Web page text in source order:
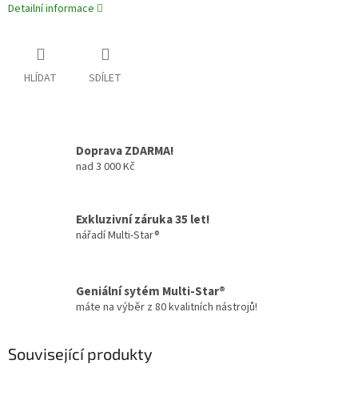
Detailní informace
HLÍDAT SDÍLET
Doprava ZDARMA!
nad 3 000 Kč
Exkluzivní záruka 35 let!
nářadí Multi-Star®
Geniální sytém Multi-Star®
máte na výběr z 80 kvalitních nástrojů!
Související produkty